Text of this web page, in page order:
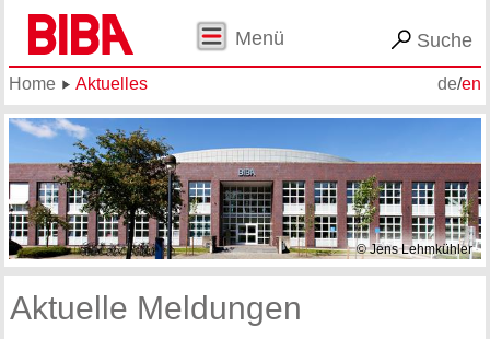
Menü Suche
de/en
Home Aktuelles
© Jens Lehmkühler
Aktuelle Meldungen